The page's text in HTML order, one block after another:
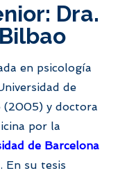
Dra.
en psicología
de
(2005) y doctora
por la
de Barcelona
En su tesis